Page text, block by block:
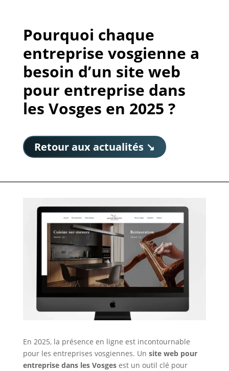
Pourquoi chaque
entreprise vosgienne a
besoin d’un site web
pour entreprise dans
les Vosges en 2025 ?
Retour aux actualités ↘
En 2025, la présence en ligne est incontournable
pour les entreprises vosgiennes. Un site web pour
entreprise dans les Vosgesest un outil clé pour